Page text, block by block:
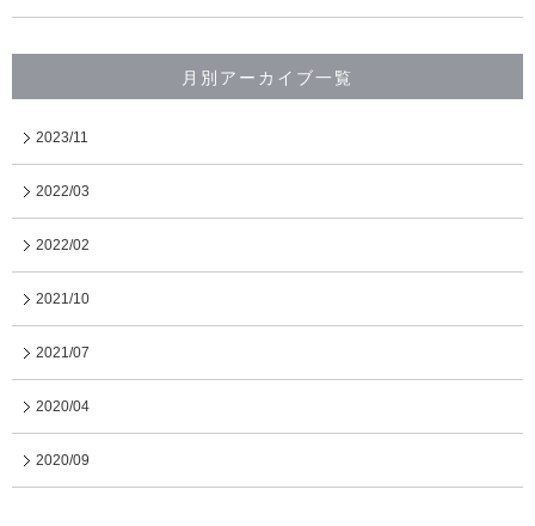
月別アーカイブ一覧
2023/11
2022/03
2022/02
2021/10
2021/07
2020/04
2020/09